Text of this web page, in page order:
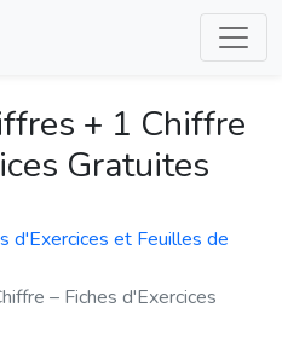
+ 1 Chiffre
Gratuites
d'Exercices et Feuilles de
– Fiches d'Exercices